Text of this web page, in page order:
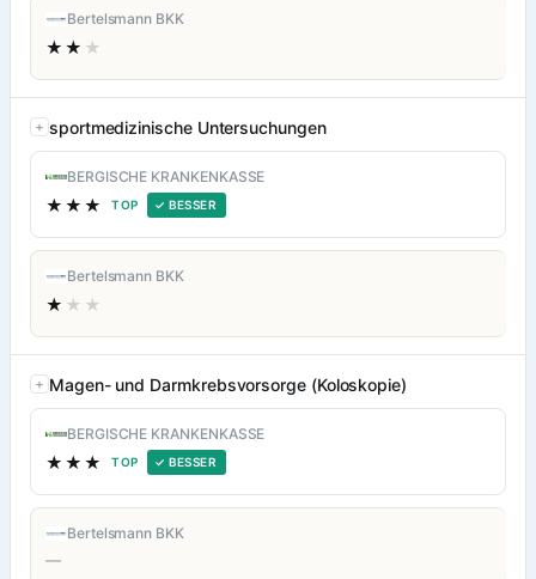
Bertelsmann BKK
★★ ★
sportmedizinische Untersuchungen
BERGISCHE KRANKENKASSE
★★★ TOP ✓ BESSER
Bertelsmann BKK
★ ★★
Magen- und Darmkrebsvorsorge (Koloskopie)
BERGISCHE KRANKENKASSE
★★★ TOP ✓ BESSER
Bertelsmann BKK
—